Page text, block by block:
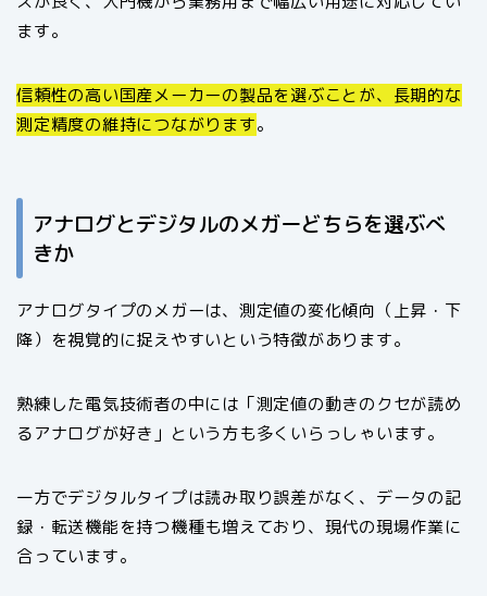
ます。
信頼性の高い国産メーカーの製品を選ぶことが、長期的な
測定精度の維持につながります。
アナログとデジタルのメガーどちらを選ぶべ
きか
アナログタイプのメガーは、測定値の変化傾向（上昇・下
降）を視覚的に捉えやすいという特徴があります。
熟練した電気技術者の中には「測定値の動きのクセが読め
るアナログが好き」という方も多くいらっしゃいます。
一方でデジタルタイプは読み取り誤差がなく、データの記
録・転送機能を持つ機種も増えており、現代の現場作業に
合っています。